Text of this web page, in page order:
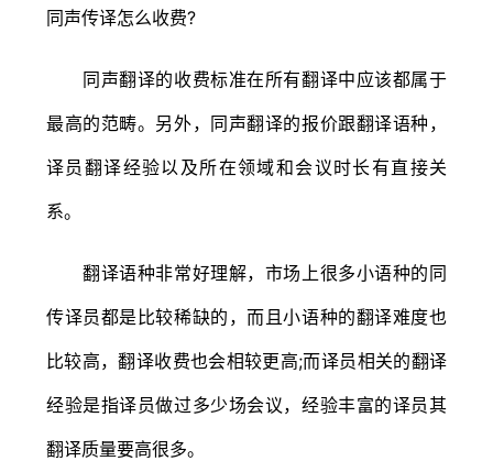
同声传译怎么收费?
同声翻译的收费标准在所有翻译中应该都属于
最高的范畴。另外，同声翻译的报价跟翻译语种，
译员翻译经验以及所在领域和会议时长有直接关
系。
翻译语种非常好理解，市场上很多小语种的同
传译员都是比较稀缺的，而且小语种的翻译难度也
比较高，翻译收费也会相较更高;而译员相关的翻译
经验是指译员做过多少场会议，经验丰富的译员其
翻译质量要高很多。